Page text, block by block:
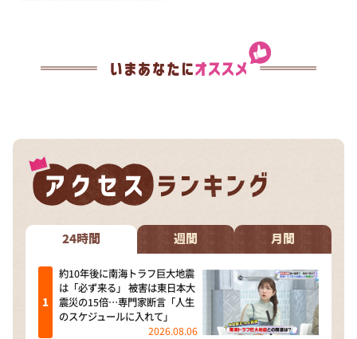
24時間 週間 月間
約10年後に南海トラフ巨大地震
は「必ず来る」 被害は東日本大
震災の15倍…専門家断言「人生
のスケジュールに入れて」
2026.08.06